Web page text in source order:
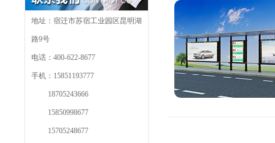
地址：宿迁市苏宿工业园区昆明湖
路9号
电话：400-622-8677
手机：15851193777
18705243666
15850998677
15705248677